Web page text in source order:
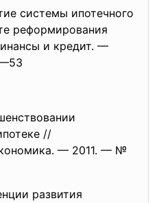
системы ипотечного
реформирования
и кредит. —
//
— 2011. — №
развития